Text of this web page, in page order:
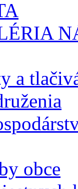
a
obce